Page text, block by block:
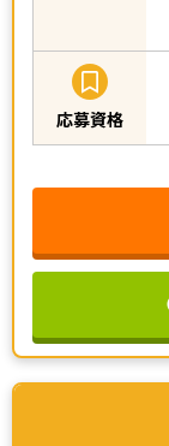
応募資格